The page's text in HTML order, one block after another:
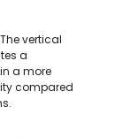
The vertical
a
a more
compared